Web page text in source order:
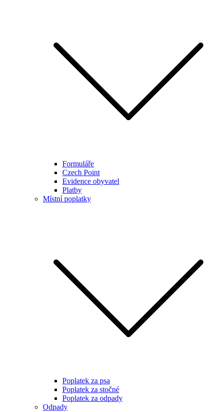
Formuláře
Czech Point
Evidence obyvatel
Platby
Místní poplatky
Poplatek za psa
Poplatek za stočné
Poplatek za odpady
Odpady